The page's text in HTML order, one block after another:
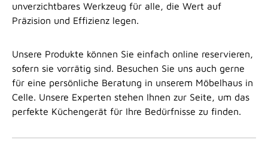
unverzichtbares Werkzeug für alle, die Wert auf
Präzision und Effizienz legen.
Unsere Produkte können Sie einfach online reservieren,
sofern sie vorrätig sind. Besuchen Sie uns auch gerne
für eine persönliche Beratung in unserem Möbelhaus in
Celle. Unsere Experten stehen Ihnen zur Seite, um das
perfekte Küchengerät für Ihre Bedürfnisse zu finden.